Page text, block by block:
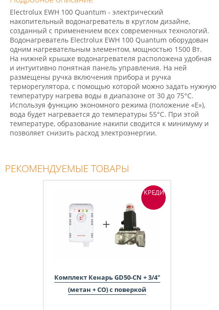
Electrolux EWH 100 Quantum - электрический
накопительный водонагреватель в круглом дизайне,
созданный с применением всех современных технологий.
Водонагреватель Electrolux EWH 100 Quantum оборудован
одним нагревательным элементом, мощностью 1500 Вт.
На нижней крышке водонагревателя расположена удобная
и интуитивно понятная панель управления. На ней
размещены ручка включения прибора и ручка
терморегулятора, с помощью которой можно задать нужную
температуру нагрева воды в диапазоне от 30 до 75°С.
Используя функцию экономного режима (положение «Е»),
вода будет нагревается до температуры 55°С. При этой
температуре, образование накипи сводится к минимуму и
позволяет снизить расход электроэнергии.
РЕКОМЕНДУЕМЫЕ ТОВАРЫ
Комплект Кенарь GD50-CN + 3/4"
(метан + СО) с поверкой
КРЕДИТ